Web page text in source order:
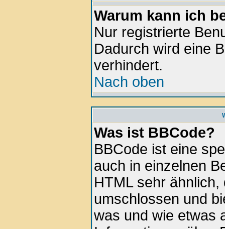
Warum kann ich
Nur registrierte
Dadurch wird eine
verhindert.
Nach oben
Was ist BBCode?
BBCode ist eine
auch in einzelnen
HTML sehr
umschlossen und
was und wie etwas